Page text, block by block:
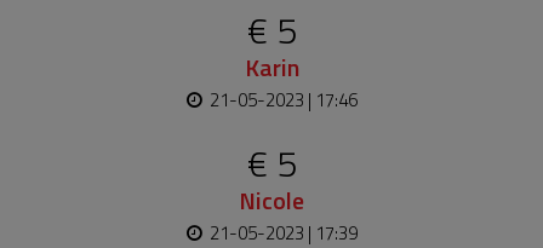
€ 5
Karin
21-05-2023 | 17:46
€ 5
Nicole
21-05-2023 | 17:39